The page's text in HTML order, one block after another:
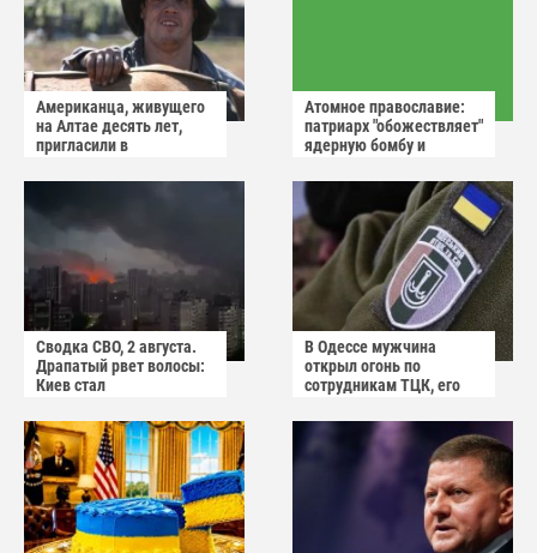
Американца, живущего
на Алтае десять лет,
пригласили в
Атомное православие:
патриарх "обожествляет"
ядерную бомбу и
"апокалиптических
сценариев"
Сводка СВО, 2 августа.
Драпатый рвет волосы:
Киев стал
В Одессе мужчина
открыл огонь по
сотрудникам ТЦК, его